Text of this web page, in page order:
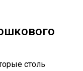
столь